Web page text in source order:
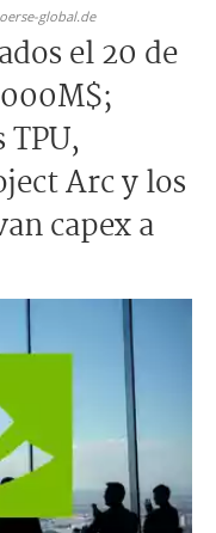
global.de
el 20 de
Arc y los
capex a